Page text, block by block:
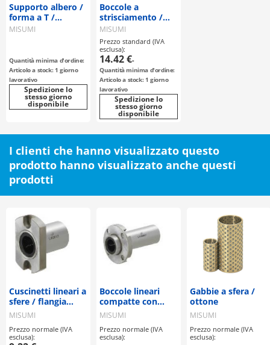
Supporto albero /
forma a T /
scanalato
MISUMI
Quantità minima d'ordine:
Articolo a stock: 1 giorno
lavorativo
Spedizione lo
stesso giorno
disponibile
Boccole a
strisciamento /
flangia
selezionabile / con
alloggiamento,
numero di boccole
selezionabile /
tenuta
selezionabile
MISUMI
Prezzo standard (IVA
esclusa):
14.42 €-
Quantità minima d'ordine:
Articolo a stock: 1 giorno
lavorativo
Spedizione lo
stesso giorno
disponibile
I clienti che hanno visualizzato questo
prodotto hanno visualizzato anche questi
prodotti
Cuscinetti lineari a
sfere / flangia
selezionabile /
acciaio
MISUMI
Prezzo normale (IVA
esclusa):
Boccole lineari
compatte con
flangia - Doppie
con pilota -
MISUMI
Prezzo normale (IVA
esclusa):
Gabbie a sfera /
ottone
MISUMI
Prezzo normale (IVA
esclusa):